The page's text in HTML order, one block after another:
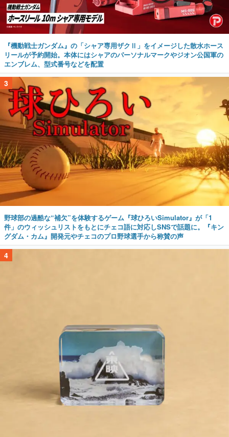
『機動戦士ガンダム』の「シャア専用ザクⅡ」をイメージした散水ホース
リールが予約開始。本体にはシャアのパーソナルマークやジオン公国軍の
エンブレム、型式番号などを配置
3
野球部の過酷な“補欠”を体験するゲーム『球ひろいSimulator』が「1
件」のウィッシュリストをもとにチェコ語に対応しSNSで話題に。『キン
グダム・カム』開発元やチェコのプロ野球選手から称賛の声
4